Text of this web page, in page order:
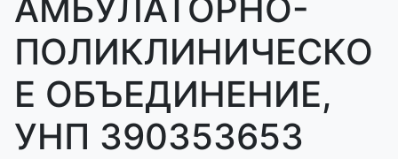
АМБУЛАТОРНО-
ПОЛИКЛИНИЧЕСКО
Е ОБЪЕДИНЕНИЕ,
УНП 390353653